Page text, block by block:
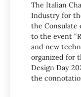
The Italian
Industry for
the Consulate
to the event
and new
organized for
Design Day
the